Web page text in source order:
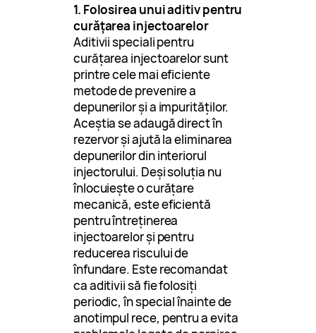
1. Folosirea unui aditiv pentru
curățarea injectoarelor
Aditivii speciali pentru
curățarea injectoarelor sunt
printre cele mai eficiente
metode de prevenire a
depunerilor și a impurităților.
Aceștia se adaugă direct în
rezervor și ajută la eliminarea
depunerilor din interiorul
injectorului. Deși soluția nu
înlocuiește o curățare
mecanică, este eficientă
pentru întreținerea
injectoarelor și pentru
reducerea riscului de
înfundare. Este recomandat
ca aditivii să fie folosiți
periodic, în special înainte de
anotimpul rece, pentru a evita